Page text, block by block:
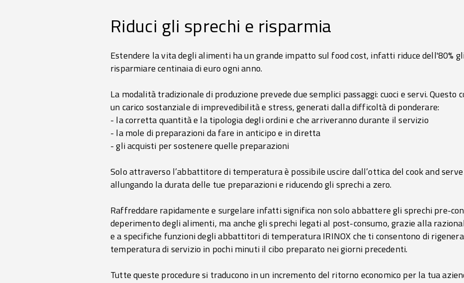
Riduci gli sprechi e risparmia
Estendere la vita degli alimenti ha un grande impatto sul food cost, infatti riduce dell'80%
risparmiare centinaia di euro ogni anno.
La modalità tradizionale di produzione prevede due semplici passaggi: cuoci e servi. Questo
un carico sostanziale di imprevedibilità e stress, generati dalla difficoltà di ponderare:
- la corretta quantità e la tipologia degli ordini e che arriveranno durante il servizio
- la mole di preparazioni da fare in anticipo e in diretta
- gli acquisti per sostenere quelle preparazioni
Solo attraverso l’abbattitore di temperatura è possibile uscire dall’ottica del cook and serve
allungando la durata delle tue preparazioni e riducendo gli sprechi a zero.
Raffreddare rapidamente e surgelare infatti significa non solo abbattere gli sprechi pre-
deperimento degli alimenti, ma anche gli sprechi legati al post-consumo, grazie alla
e a specifiche funzioni degli abbattitori di temperatura IRINOX che ti consentono di
temperatura di servizio in pochi minuti il cibo preparato nei giorni precedenti.
Tutte queste procedure si traducono in un incremento del ritorno economico per la tua